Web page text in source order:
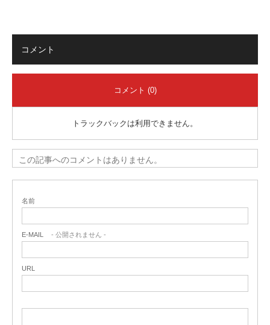
コメント
コメント (0)
トラックバックは利用できません。
この記事へのコメントはありません。
名前
E-MAIL - 公開されません -
URL